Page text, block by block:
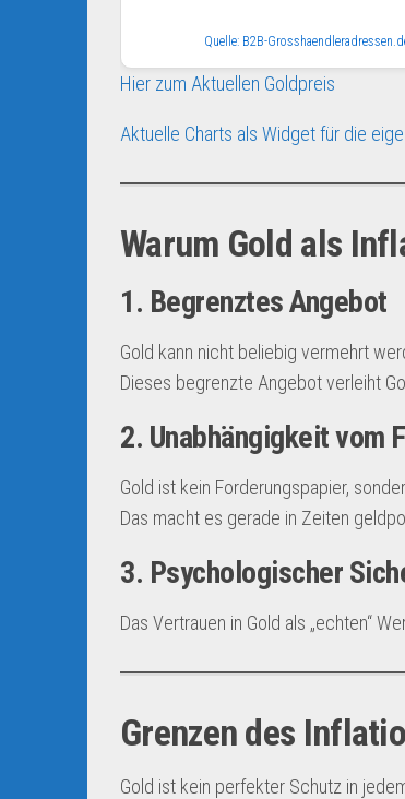
Quelle: B2B-
Hier zum Aktuellen Goldpreis
Aktuelle Charts als Widget für die
Warum Gold als
1. Begrenztes Angebot
Gold kann nicht beliebig vermehrt
Dieses begrenzte Angebot verleiht
2. Unabhängigkeit vom
Gold ist kein Forderungspapier,
Das macht es gerade in Zeiten
3. Psychologischer
Das Vertrauen in Gold als „echten“
Grenzen des
Gold ist kein perfekter Schutz in